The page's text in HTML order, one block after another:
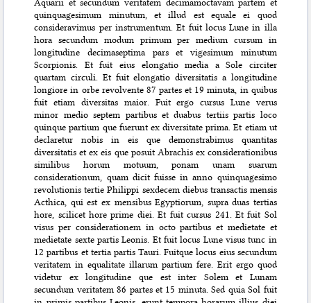
quinquagesimum minutum, et illud est equale ei quod
consideravimus per instrumentum. Et fuit locus Lune in illa
hora secundum modum primum per medium cursum in
longitudine decimaseptima pars et vigesimum minutum
Scorpionis. Et fuit eius elongatio media a Sole circiter
quartam circuli. Et fuit elongatio diversitatis a longitudine
longiore in orbe revolvente 87 partes et 19 minuta, in quibus
fuit etiam diversitas maior. Fuit ergo cursus Lune verus
minor medio septem partibus et duabus tertiis partis loco
quinque partium que fuerunt ex diversitate prima. Et etiam ut
declaretur nobis in eis que demonstrabimus quantitas
diversitatis et ex eis que posuit Abrachis ex considerationibus
similibus horum motuum, ponam unam suarum
considerationum, quam dicit fuisse in anno quinquagesimo
revolutionis tertie Philippi sexdecem diebus transactis mensis
Acthica, qui est ex mensibus Egyptiorum, supra duas tertias
hore, scilicet hore prime diei. Et fuit cursus 241. Et fuit Sol
visus per considerationem in octo partibus et medietate et
medietate sexte partis Leonis. Et fuit locus Lune visus tunc in
12 partibus et tertia partis Tauri. Fuitque locus eius secundum
veritatem in equalitate illarum partium fere. Erit ergo quod
videtur ex longitudine que est inter Solem et Lunam
secundum veritatem 86 partes et 15 minuta. Sed quia Sol fuit